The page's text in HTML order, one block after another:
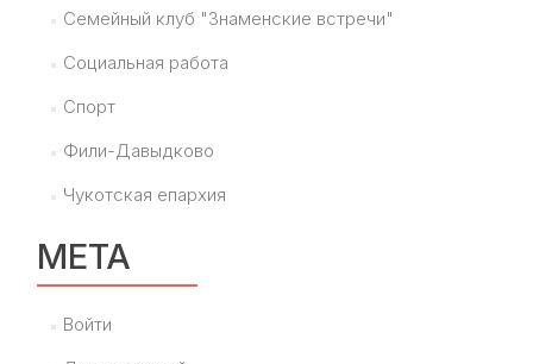
Семейный клуб "Знаменские встречи"
Социальная работа
Спорт
Фили-Давыдково
Чукотская епархия
МЕТА
Войти